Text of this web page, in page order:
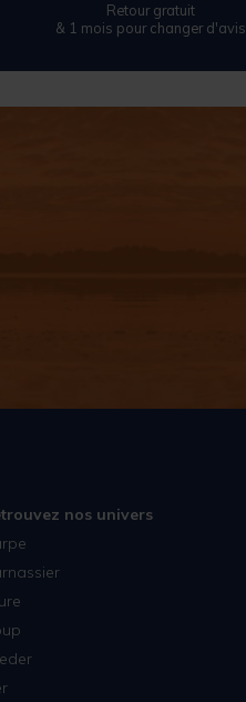
Retour gratuit
& 1 mois pour changer d'avis
nos univers